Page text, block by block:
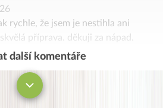
rychle, že jsem je nestihla ani
příprava. děkuji za nápad.
další komentáře